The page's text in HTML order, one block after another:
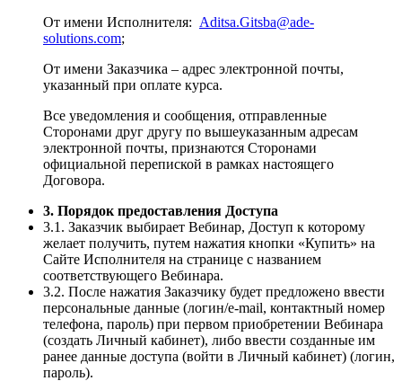
От имени Исполнителя: Aditsa.Gitsba@ade-
solutions.com;
От имени Заказчика – адрес электронной почты,
указанный при оплате курса.
Все уведомления и сообщения, отправленные
Сторонами друг другу по вышеуказанным адресам
электронной почты, признаются Сторонами
официальной перепиской в рамках настоящего
Договора.
3. Порядок предоставления Доступа
3.1. Заказчик выбирает Вебинар, Доступ к которому
желает получить, путем нажатия кнопки «Купить» на
Сайте Исполнителя на странице с названием
соответствующего Вебинара.
3.2. После нажатия Заказчику будет предложено ввести
персональные данные (логин/e-mail, контактный номер
телефона, пароль) при первом приобретении Вебинара
(создать Личный кабинет), либо ввести созданные им
ранее данные доступа (войти в Личный кабинет) (логин,
пароль).